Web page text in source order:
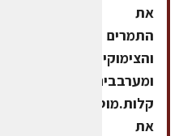
את
התמרים
והצימוקים
ומערבבים
קלות.מוסיפים
את